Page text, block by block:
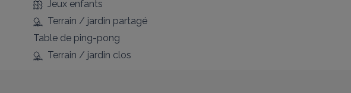
Jeux enfants
Terrain / jardin partagé
Table de ping-pong
Terrain / jardin clos